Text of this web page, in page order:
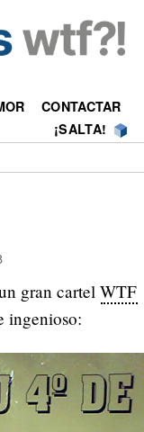
CONTACTAR
¡SALTA!
gran cartelWTF
ingenioso: